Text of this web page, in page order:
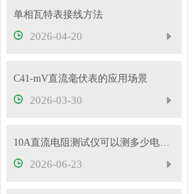
单相瓦特表接线方法
2026-04-20
C41-mV直流毫伏表的应用场景
2026-03-30
10A直流电阻测试仪可以测多少电压的变压器？
2026-06-23